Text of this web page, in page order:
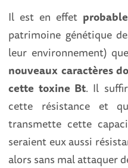
Il est en effet probable
patrimoine génétique
leur environnement)
nouveaux caractères
cette toxine Bt. Il
cette résistance et
transmette cette
seraient eux aussi
alors sans mal attaquer